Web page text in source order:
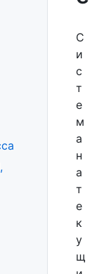
С
и
с
т
е
м
а
н
а
т
е
к
у
щ